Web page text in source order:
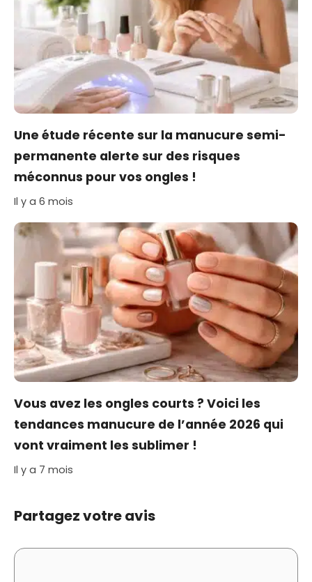
Une étude récente sur la manucure semi-
permanente alerte sur des risques
méconnus pour vos ongles !
Il y a 6 mois
Vous avez les ongles courts ? Voici les
tendances manucure de l’année 2026 qui
vont vraiment les sublimer !
Il y a 7 mois
Partagez votre avis
Commentaire